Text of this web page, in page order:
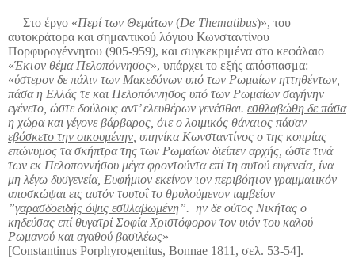
Στο έργο «Περί των Θεμάτων(De Thematibus)», του
αυτοκράτορα και σημαντικού λόγιου Κωνσταντίνου
Πορφυρογέννητου (905-959), και συγκεκριμένα στο κεφάλαιο
«Έκτον θέμα Πελοπόννησος», υπάρχει το εξής απόσπασμα:
«ύστερον δε πάλιν των Μακεδόνων υπό των Ρωμαίων ηττηθέντων,
πάσα η Ελλάς τε και Πελοπόννησος υπό των Ρωμαίων σαγήνην
εγένετο, ώστε δούλους αντ’ ελευθέρων γενέσθαι. εσθλαβώθη δε πάσα
η χώρα και γέγονε βάρβαρος, ότε ο λοιμικός θάνατος πάσαν
εβόσκετο την οικουμένην , υπηνίκα Κωνσταντίνος ο της κοπρίας
επώνυμος τα σκήπτρα της των Ρωμαίων διείπεν αρχής, ώστε τινά
των εκ Πελοποννήσου μέγα φροντούντα επί τη αυτού ευγενεία, ίνα
μη λέγω δυσγενεία, Ευφήμιον εκείνον τον περιβόητον γραμματικόν
αποσκώψαι εις αυτόν τουτοΐ το θρυλούμενον ιαμβείον
”γαρασδοειδής όψις εσθλαβωμένη”. ην δε ούτος Νικήτας ο
κηδεύσας επί θυγατρί Σοφία Χριστόφορον τον υιόν του καλού
Ρωμανού και αγαθού βασιλέως»
[Constantinus Porphyrogenitus, Bonnae 1811, σελ. 53-54].